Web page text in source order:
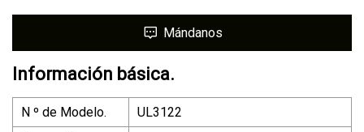
Mándanos
Información básica.
N º de Modelo.
UL3122